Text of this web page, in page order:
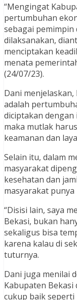
“Mengingat
pertumbuhan
sebagai
dilaksanakan,
menciptakan
menata
(24/07/23).
Dani
adalah
diciptakan dengan
maka mutlak
keamanan dan
Selain itu, dalam
masyarakat
kesehatan dan
masyarakat punya
“Disisi lain, saya
Bekasi, bukan
sekaligus bisa
karena kalau di
tuturnya.
Dani juga menilai
Kabupaten
cukup baik